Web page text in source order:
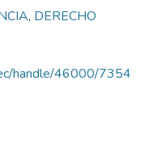
, DERECHO
handle/46000/7354